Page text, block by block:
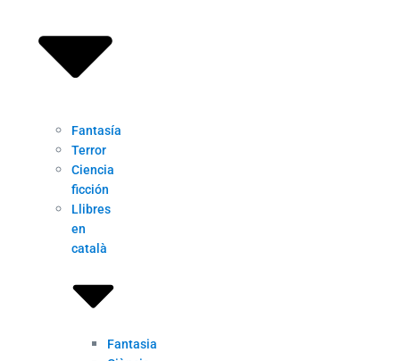
Fantasía
Terror
Ciencia
ficción
Llibres
en
català
Fantasia